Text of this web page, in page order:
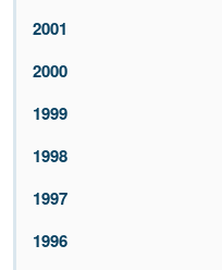
2001
2000
1999
1998
1997
1996